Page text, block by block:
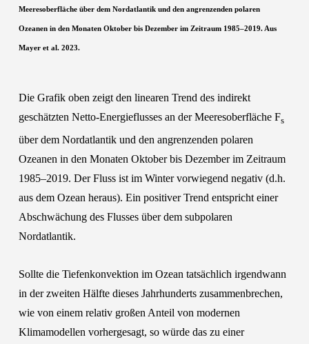
Meeresoberfläche über dem Nordatlantik und den angrenzenden polaren
Ozeanen in den Monaten Oktober bis Dezember im Zeitraum 1985–2019. Aus
Mayer et al. 2023.
Die Grafik oben zeigt den linearen Trend des indirekt
geschätzten Netto-Energieflusses an der Meeresoberfläche Fs
über dem Nordatlantik und den angrenzenden polaren
Ozeanen in den Monaten Oktober bis Dezember im Zeitraum
1985–2019. Der Fluss ist im Winter vorwiegend negativ (d.h.
aus dem Ozean heraus). Ein positiver Trend entspricht einer
Abschwächung des Flusses über dem subpolaren
Nordatlantik.
Sollte die Tiefenkonvektion im Ozean tatsächlich irgendwann
in der zweiten Hälfte dieses Jahrhunderts zusammenbrechen,
wie von einem relativ großen Anteil von modernen
Klimamodellen vorhergesagt, so würde das zu einer